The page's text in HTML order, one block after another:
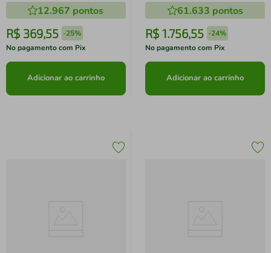
Core 4GB - Preto
12.967 pontos
R$ 369,55 -25%
No pagamento com Pix
Adicionar ao carrinho
Protetora Luna Grey
61.633 pontos
R$ 1.756,55 -24%
No pagamento com Pix
Adicionar ao carrinho